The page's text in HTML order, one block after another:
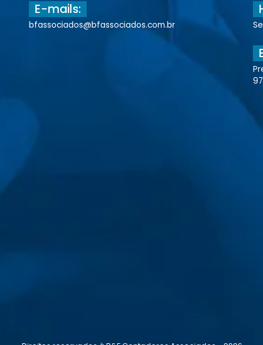
E-mails:
bfassociados@bfassociados.com.br